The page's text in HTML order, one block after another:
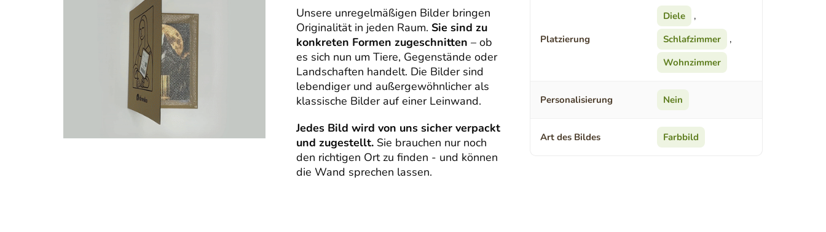
Unsere unregelmäßigen Bilder bringen
Originalität in jeden Raum. Sie sind zu
konkreten Formen zugeschnitten – ob
es sich nun um Tiere, Gegenstände oder
Landschaften handelt. Die Bilder sind
lebendiger und außergewöhnlicher als
klassische Bilder auf einer Leinwand.
Jedes Bild wird von uns sicher verpackt
und zugestellt. Sie brauchen nur noch
den richtigen Ort zu finden - und können
die Wand sprechen lassen.
Platzierung
Diele
,
Schlafzimmer
,
Wohnzimmer
Personalisierung Nein
Art des Bildes Farbbild